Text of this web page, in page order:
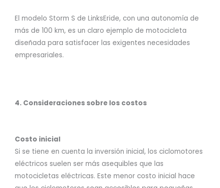
El modelo Storm S de LinksEride, con una autonomía de
más de 100 km, es un claro ejemplo de motocicleta
diseñada para satisfacer las exigentes necesidades
empresariales.
4. Consideraciones sobre los costos
Costo inicial
Si se tiene en cuenta la inversión inicial, los ciclomotores
eléctricos suelen ser más asequibles que las
motocicletas eléctricas. Este menor costo inicial hace